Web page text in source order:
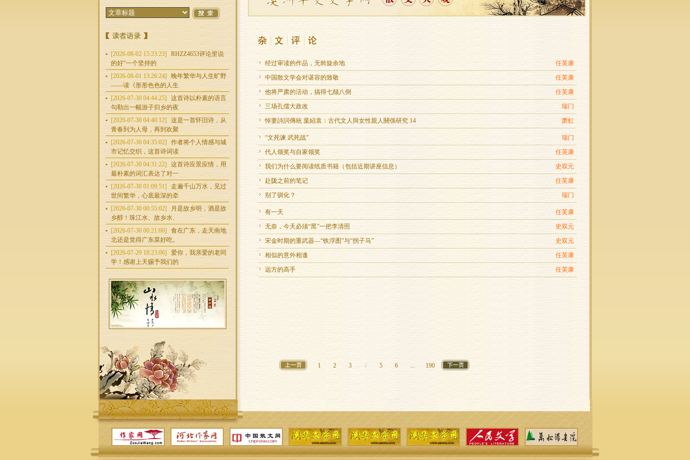
[2026-08-02 15:23:23]
RHZZ4653评论里说
的好“一个坚持的
[2026-08-01 13:26:24]
晚年繁华与人生旷野
——读《形形色色的人生
[2026-07-30 04:44:25]
这首诗以朴素的语言
勾勒出一幅游子归乡的夜
[2026-07-30 04:40:12]
这是一首怀旧诗，从
青春到为人母，再到欢聚
[2026-07-30 04:35:02]
作者将个人情感与城
市记忆交织，这首诗词读
[2026-07-30 04:31:22]
这首诗应景应情，用
最朴素的词汇表达了对一
[2026-07-30 01:09:51]
走遍千山万水，见过
世间繁华，心底最深的牵
[2026-07-30 00:55:02]
月是故乡明，酒是故
乡醇！珠江水、故乡水、
[2026-07-30 00:21:00]
食在广东，走天南地
北还是觉得广东菜好吃。
[2026-07-29 18:23:06]
爱你，我亲爱的老同
学！感谢上天赐予我们的
经过审读的作品，无斡旋余地
任芙康
中国散文学会对谌容的致敬
任芙康
他将严肃的活动，搞得七颠八倒
任芙康
三场孔儒大政改
瑞门
悼妻詩詞傳統 葉紹袁：古代文人與女性親人關係研究 14
萧虹
“文死谏 武死战”
瑞门
代人领奖与自家领奖
任芙康
我们为什么要阅读纸质书籍（包括近期讲座信息）
史双元
赴陇之前的笔记
任芙康
别了驯化？
瑞门
有一天
任芙康
无奈，今天必须“黑”一把李清照
史双元
宋金时期的重武器—“铁浮图”与“拐子马”
史双元
相似的意外相逢
任芙康
远方的高手
任芙康
1 2 3 4 5 6 ... 190